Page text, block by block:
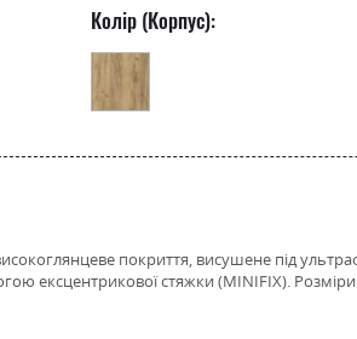
Колір (Корпус):
покриття, висушене під
ексцентрикової стяжки (MINIFIX).